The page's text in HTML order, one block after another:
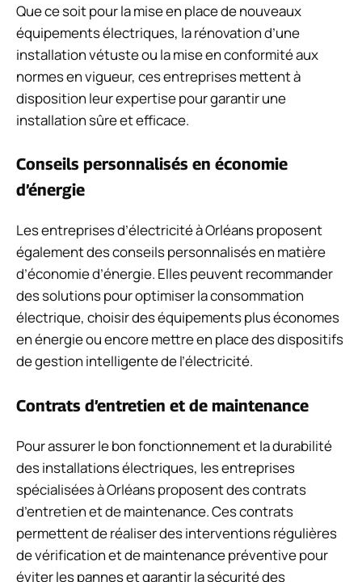
Que ce soit pour la mise en place de nouveaux
équipements électriques, la rénovation d’une
installation vétuste ou la mise en conformité aux
normes en vigueur, ces entreprises mettent à
disposition leur expertise pour garantir une
installation sûre et efficace.
Conseils personnalisés en économie
d’énergie
Les entreprises d’électricité à Orléans proposent
également des conseils personnalisés en matière
d’économie d’énergie. Elles peuvent recommander
des solutions pour optimiser la consommation
électrique, choisir des équipements plus économes
en énergie ou encore mettre en place des dispositifs
de gestion intelligente de l’électricité.
Contrats d’entretien et de maintenance
Pour assurer le bon fonctionnement et la durabilité
des installations électriques, les entreprises
spécialisées à Orléans proposent des contrats
d’entretien et de maintenance. Ces contrats
permettent de réaliser des interventions régulières
de vérification et de maintenance préventive pour
éviter les pannes et garantir la sécurité des